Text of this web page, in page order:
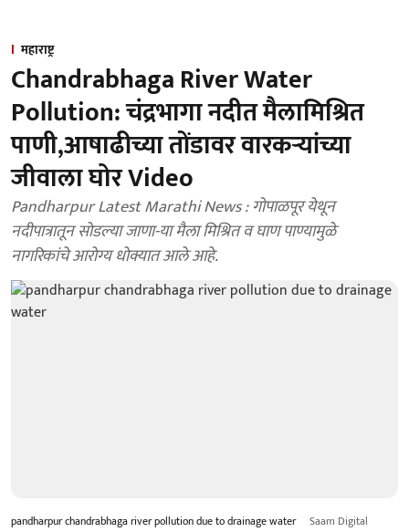
महाराष्ट्र
Chandrabhaga River Water
Pollution: चंद्रभागा नदीत मैलामिश्रित
पाणी,आषाढीच्या तोंडावर वारकऱ्यांच्या
जीवाला घोर Video
Pandharpur Latest Marathi News : गोपाळपूर येथून
नदीपात्रातून साेडल्या जाणा-या मैला मिश्रित व घाण पाण्यामुळे
नागरिकांचे आराेग्य धाेक्यात आले आहे.
pandharpur chandrabhaga river pollution due to drainage water Saam Digital